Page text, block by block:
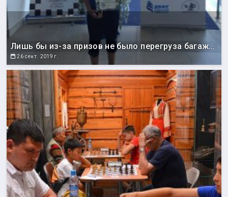
Лишь бы из-за призов не было перегруза багажа в аэропорту
26 сент. 2019 г.